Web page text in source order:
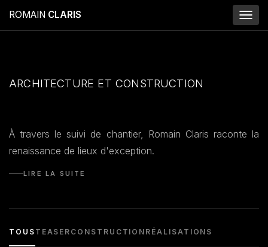
ROMAIN CLARIS
ARCHITECTURE ET CONSTRUCTION
À travers le suivi de chantier, Romain Claris raconte la
renaissance de lieux d'exception.
LIRE LA SUITE
TOUS TEASER CONSTRUCTION RÉALISATIONS